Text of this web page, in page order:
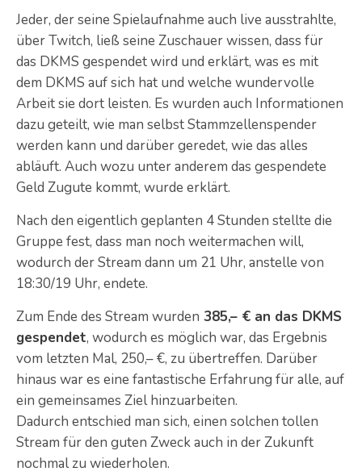
Jeder, der seine Spielaufnahme auch live ausstrahlte,
über Twitch, ließ seine Zuschauer wissen, dass für
das DKMS gespendet wird und erklärt, was es mit
dem DKMS auf sich hat und welche wundervolle
Arbeit sie dort leisten. Es wurden auch Informationen
dazu geteilt, wie man selbst Stammzellenspender
werden kann und darüber geredet, wie das alles
abläuft. Auch wozu unter anderem das gespendete
Geld Zugute kommt, wurde erklärt.
Nach den eigentlich geplanten 4 Stunden stellte die
Gruppe fest, dass man noch weitermachen will,
wodurch der Stream dann um 21 Uhr, anstelle von
18:30/19 Uhr, endete.
Zum Ende des Stream wurden 385,– € an das DKMS
gespendet, wodurch es möglich war, das Ergebnis
vom letzten Mal, 250,– €, zu übertreffen. Darüber
hinaus war es eine fantastische Erfahrung für alle, auf
ein gemeinsames Ziel hinzuarbeiten.
Dadurch entschied man sich, einen solchen tollen
Stream für den guten Zweck auch in der Zukunft
nochmal zu wiederholen.